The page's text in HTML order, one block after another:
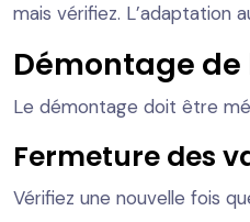
mais vérifiez. L’adaptation
Démontage
Le démontage doit être
Fermeture des
Vérifiez une nouvelle fois